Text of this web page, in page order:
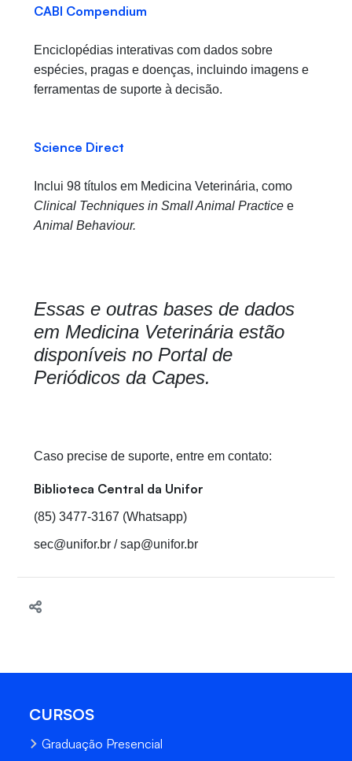
CABI Compendium
Enciclopédias interativas com dados sobre
espécies, pragas e doenças, incluindo imagens e
ferramentas de suporte à decisão.
Science Direct
Inclui 98 títulos em Medicina Veterinária, como
Clinical Techniques in Small Animal Practicee
Animal Behaviour.
Essas e outras bases de dados
em Medicina Veterinária estão
disponíveis no Portal de
Periódicos da Capes.
Caso precise de suporte, entre em contato:
Biblioteca Central da Unifor
(85) 3477-3167 (Whatsapp)
sec@unifor.br / sap@unifor.br
CURSOS
Graduação Presencial